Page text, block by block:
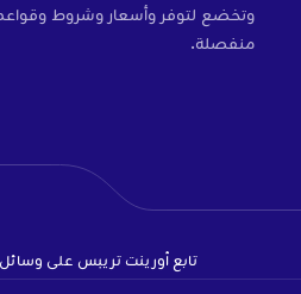
وتخضع لتوفر وأسعار وشروط
منفصلة.
تابع أورينت تريبس على